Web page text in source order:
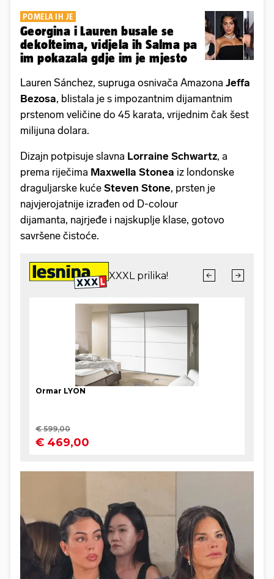
POMELA IH JE
Georgina i Lauren busale se
dekolteima, vidjela ih Salma pa
im pokazala gdje im je mjesto
Lauren Sánchez, supruga osnivača Amazona Jeffa
Bezosa, blistala je s impozantnim dijamantnim
prstenom veličine do 45 karata, vrijednim čak šest
milijuna dolara.
Dizajn potpisuje slavna Lorraine Schwartz, a
prema riječima Maxwella Stonea iz londonske
draguljarske kuće Steven Stone, prsten je
najvjerojatnije izrađen od D-colour
dijamanta, najrjeđe i najskuplje klase, gotovo
savršene čistoće.